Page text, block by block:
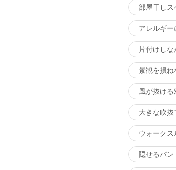
部屋干しス
アレルギー
片付けしな
景観を損ね
風が抜ける
大きな吹抜
ウォークス
隠せるパン